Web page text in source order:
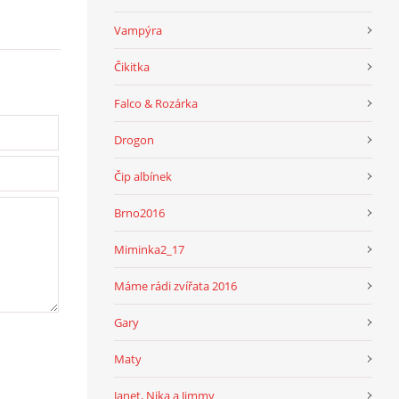
Vampýra
Čikitka
Falco & Rozárka
Drogon
Čip albínek
Brno2016
Miminka2_17
Máme rádi zvířata 2016
Gary
Maty